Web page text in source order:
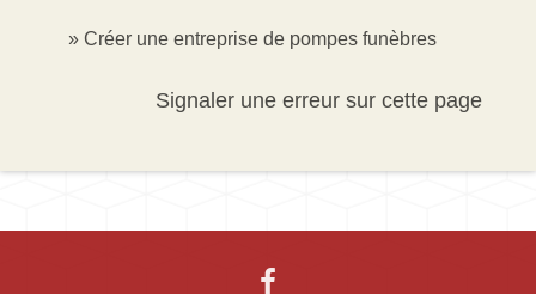
Créer une entreprise de pompes funèbres
Signaler une erreur sur cette page